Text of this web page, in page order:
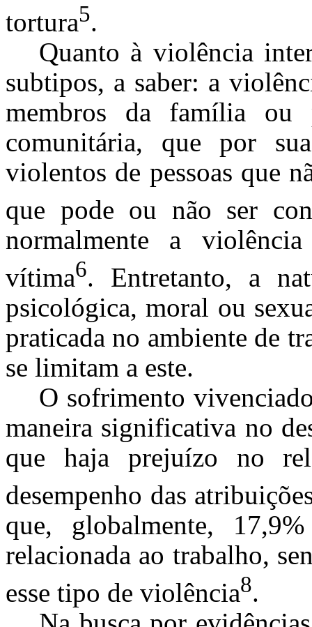
tortura5.
Quanto à violência
subtipos, a saber: a
membros da família
comunitária, que por
violentos de pessoas que
que pode ou não ser
normalmente a
vítima6. Entretanto, a
psicológica, moral ou
praticada no ambiente de
se limitam a este.
O sofrimento
maneira significativa no
que haja prejuízo no
desempenho das
que, globalmente,
relacionada ao trabalho,
esse tipo de violência8.